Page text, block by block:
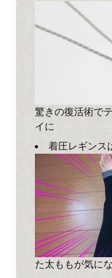
驚きの復活術で
イに
着圧レギンス
た太ももが気に